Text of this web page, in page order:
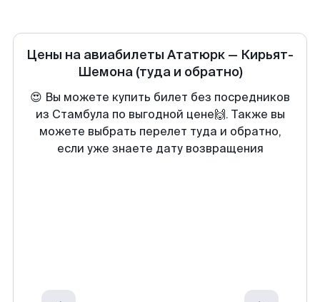
Цены на авиабилеты Ататюрк — Кирьят-
Шемона (туда и обратно)
😍 Вы можете купить билет без посредников
из Стамбула по выгодной цене🙌. Также вы
можете выбрать перелет туда и обратно,
если уже знаете дату возвращения